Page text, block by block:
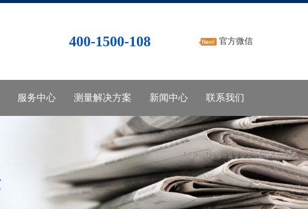
400-1500-108 官方微信
服务中心 测量解决方案 新闻中心 联系我们